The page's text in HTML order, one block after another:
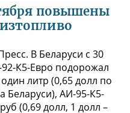
повышены
В Беларуси с 30
К5-Евро подорожал
литр (0,65 долл по
Беларуси), АИ-95-К5-
(0,69 долл, 1 долл –